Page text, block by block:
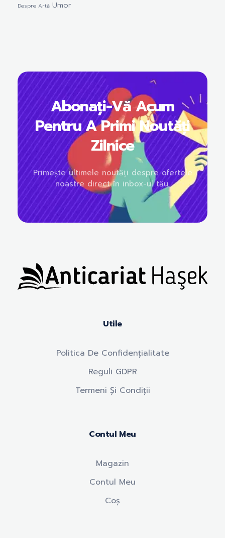
Despre Artă Umor
Abonați-Vă Acum
Pentru A Primi Noutăți
Zilnice
Primește ultimele noutăți despre ofertele
noastre direct în inbox-ul tău.
Utile
Politica De Confidențialitate
Reguli GDPR
Termeni Și Condiții
Contul Meu
Magazin
Contul Meu
Coș